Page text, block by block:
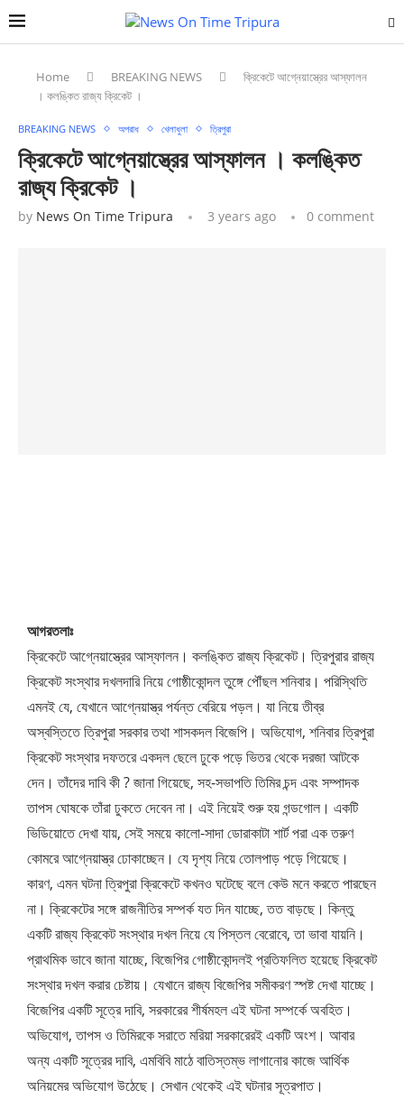
Home BREAKING NEWS
ক্রিকেটে আগ্নেয়াস্ত্রের আস্ফালন
। কলঙ্কিত রাজ্য ক্রিকেট ।
BREAKING NEWS অপরাধ খেলাধুলা ত্রিপুরা
ক্রিকেটে আগ্নেয়াস্ত্রের আস্ফালন । কলঙ্কিত
রাজ্য ক্রিকেট ।
by News On Time Tripura 3 years ago 0 comment
আগরতলাঃ
ক্রিকেটে আগ্নেয়াস্ত্রের আস্ফালন। কলঙ্কিত রাজ্য ক্রিকেট। ত্রিপুরার রাজ্য
ক্রিকেট সংস্থার দখলদারি নিয়ে গোষ্ঠীকোন্দল তুঙ্গে পৌঁছল শনিবার। পরিস্থিতি
এমনই যে, যেখানে আগ্নেয়াস্ত্র পর্যন্ত বেরিয়ে পড়ল। যা নিয়ে তীব্র
অস্বস্তিতে ত্রিপুরা সরকার তথা শাসকদল বিজেপি। অভিযোগ, শনিবার ত্রিপুরা
ক্রিকেট সংস্থার দফতরে একদল ছেলে ঢুকে পড়ে ভিতর থেকে দরজা আটকে
দেন। তাঁদের দাবি কী ? জানা গিয়েছে, সহ-সভাপতি তিমির চন্দ এবং সম্পাদক
তাপস ঘোষকে তাঁরা ঢুকতে দেবেন না। এই নিয়েই শুরু হয় গন্ডগোল। একটি
ভিডিয়োতে দেখা যায়, সেই সময়ে কালো-সাদা ডোরাকাটা শার্ট পরা এক তরুণ
কোমরে আগ্নেয়াস্ত্র ঢোকাচ্ছেন। যে দৃশ্য নিয়ে তোলপাড় পড়ে গিয়েছে।
কারণ, এমন ঘটনা ত্রিপুরা ক্রিকেটে কখনও ঘটেছে বলে কেউ মনে করতে পারছেন
না। ক্রিকেটের সঙ্গে রাজনীতির সম্পর্ক যত দিন যাচ্ছে, তত বাড়ছে। কিন্তু
একটি রাজ্য ক্রিকেট সংস্থার দখল নিয়ে যে পিস্তল বেরোবে, তা ভাবা যায়নি।
প্রাথমিক ভাবে জানা যাচ্ছে, বিজেপির গোষ্ঠীকোন্দলই প্রতিফলিত হয়েছে ক্রিকেট
সংস্থার দখল করার চেষ্টায়। যেখানে রাজ্য বিজেপির সমীকরণ স্পষ্ট দেখা যাচ্ছে।
বিজেপির একটি সূত্রে দাবি, সরকারের শীর্ষমহল এই ঘটনা সম্পর্কে অবহিত।
অভিযোগ, তাপস ও তিমিরকে সরাতে মরিয়া সরকারেরই একটি অংশ। আবার
অন্য একটি সূত্রের দাবি, এমবিবি মাঠে বাতিস্তম্ভ লাগানোর কাজে আর্থিক
অনিয়মের অভিযোগ উঠেছে। সেখান থেকেই এই ঘটনার সূত্রপাত।